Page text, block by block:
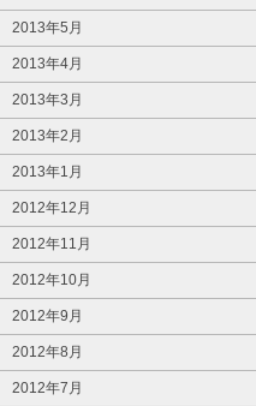
2013年5月
2013年4月
2013年3月
2013年2月
2013年1月
2012年12月
2012年11月
2012年10月
2012年9月
2012年8月
2012年7月